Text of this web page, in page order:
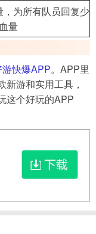
为所有队员回复少
量
快爆APP。APP里
游和实用工具，
这个好玩的APP